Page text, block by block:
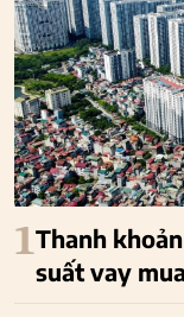
1Thanh
suất vay